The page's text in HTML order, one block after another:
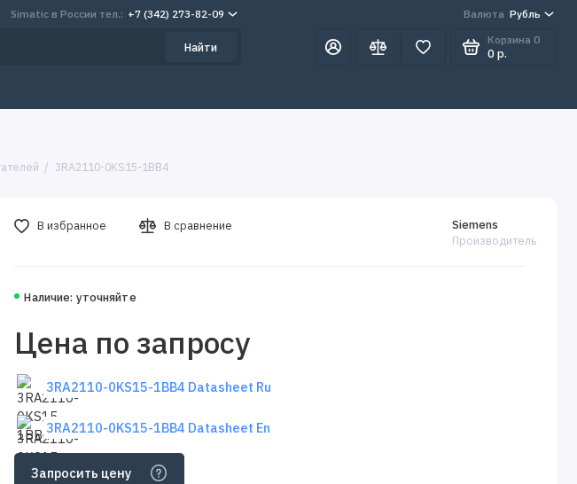
Simatic в России тел.: +7 (342) 273-82-09 Валюта Рубль
Найти
Корзина 0
0 р.
3RA2110-0KS15-1BB4
Наличие: уточняйте
Siemens
Производитель
Цена по запросу
3RA2110-0KS15-1BB4 Datasheet Ru
3RA2110-0KS15-1BB4 Datasheet En
Запросить цену
В избранное В сравнение